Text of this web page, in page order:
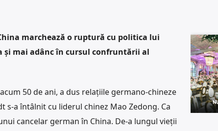
marchează o ruptură cu politica lui
și mai adânc în cursul confruntării al
50 de ani, a dus relațiile germano-chineze
s-a întâlnit cu liderul chinez Mao Zedong. Ca
cancelar german în China. De-a lungul vieții